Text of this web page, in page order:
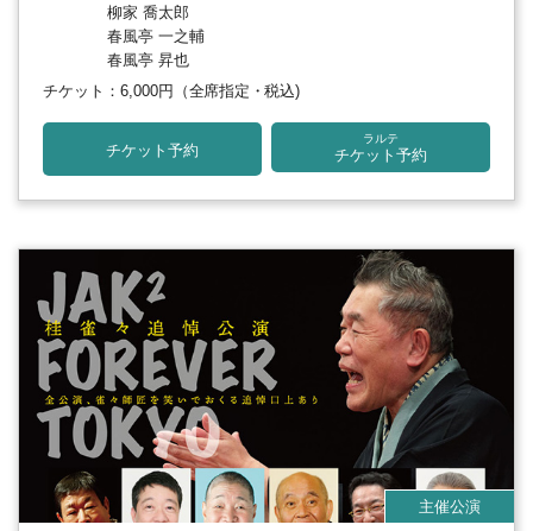
柳家 喬太郎
春風亭 一之輔
春風亭 昇也
チケット：6,000円 （全席指定・税込)
チケット予約
ラルテ
チケット予約